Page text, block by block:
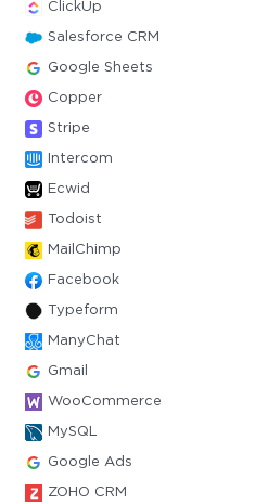
ClickUp
Salesforce CRM
Google Sheets
Copper
Stripe
Intercom
Ecwid
Todoist
MailChimp
Facebook
Typeform
ManyChat
Gmail
WooCommerce
MySQL
Google Ads
ZOHO CRM